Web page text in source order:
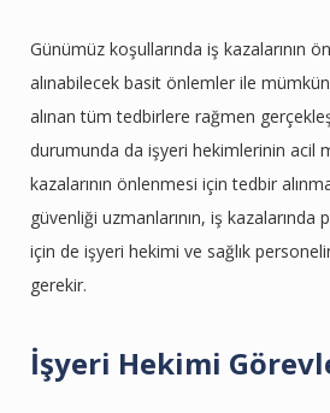
Günümüz koşullarında iş kazalarının
alınabilecek basit önlemler ile
alınan tüm tedbirlere rağmen
durumunda da işyeri hekimlerinin acil
kazalarının önlenmesi için tedbir
güvenliği uzmanlarının, iş
için de işyeri hekimi ve sağlık
gerekir.
İşyeri Hekimi